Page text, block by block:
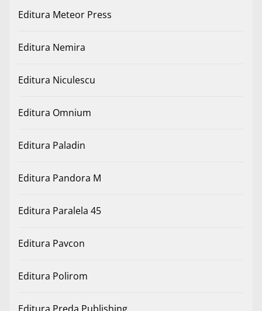
Editura Meteor Press
Editura Nemira
Editura Niculescu
Editura Omnium
Editura Paladin
Editura Pandora M
Editura Paralela 45
Editura Pavcon
Editura Polirom